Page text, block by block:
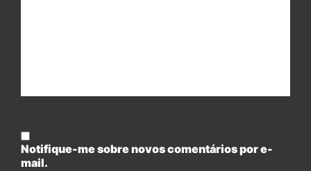
Notifique-me sobre novos comentários por e-
mail.